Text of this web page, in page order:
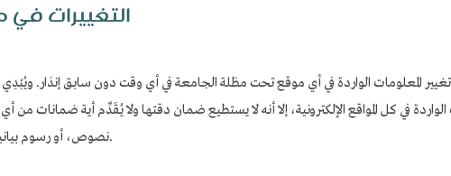
التغييرات في
المعلومات الواردة في أي موقع تحت مظلة الجامعة في أي وقت دون سابق إنذار. ويُبْدِي
في كل المواقع الإلكترونية، إلا أنه لا يستطيع ضمان دقتها ولا يُقَدِّم أية ضمانات من
نصوص، أو رسوم بيانية، أو إعلانات، أو وصلات، أو غيرها من البنود).